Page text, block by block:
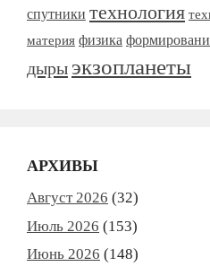
спутники технология
материя физика
дыры экзопланеты
АРХИВЫ
Август 2026 (32)
Июль 2026 (153)
Июнь 2026 (148)